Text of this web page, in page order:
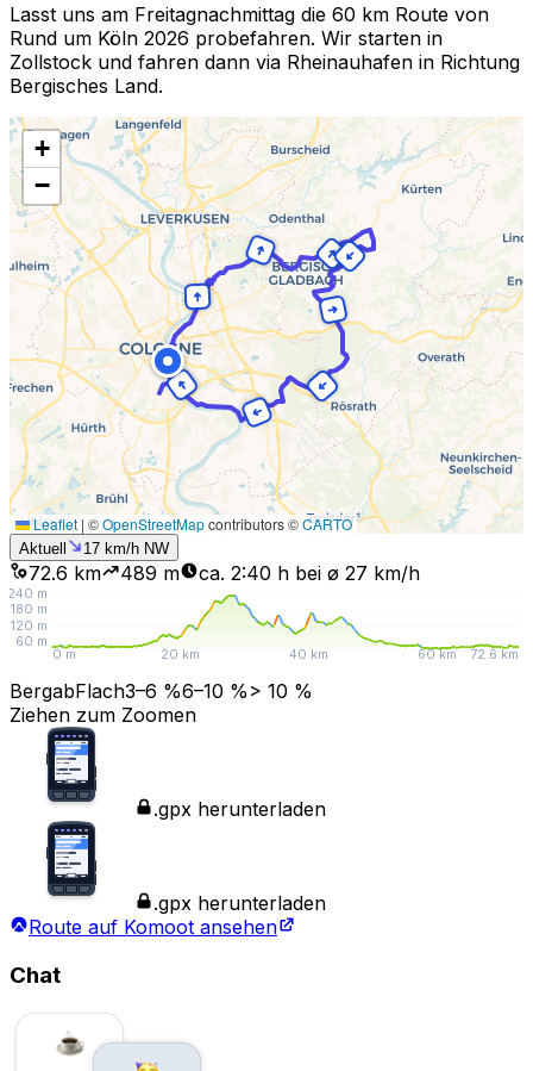
Lasst uns am Freitagnachmittag die 60 km Route von
Rund um Köln 2026 probefahren. Wir starten in
Zollstock und fahren dann via Rheinauhafen in Richtung
Bergisches Land.
+
−
Leaflet | ©OpenStreetMapcontributors ©CARTO
Aktuell 17 km/h NW
72.6 km 489 m ca. 2:40 h bei ø 27 km/h
60 m
120 m
180 m
240 m
0 m 20 km 40 km 60 km 72.6 km
BergabFlach3–6 %6–10 % > 10 %
Ziehen zum Zoomen
.gpx herunterladen
.gpx herunterladen
Route auf Komoot ansehen
Chat